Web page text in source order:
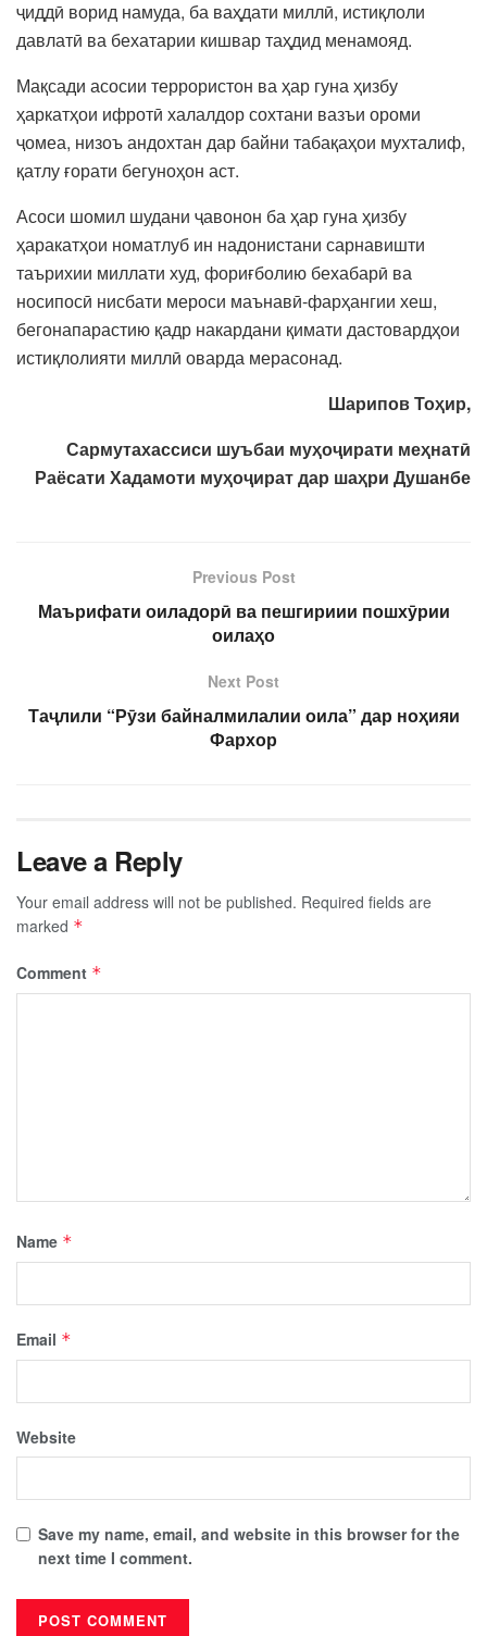
ҷиддӣ ворид намуда, ба ваҳдати миллӣ, истиқлоли
давлатӣ ва бехатарии кишвар таҳдид менамояд.
Мақсади асосии террористон ва ҳар гуна ҳизбу
ҳаркатҳои ифротӣ халалдор сохтани вазъи ороми
ҷомеа, низоъ андохтан дар байни табақаҳои мухталиф,
қатлу ғорати бегуноҳон аст.
Асоси шомил шудани ҷавонон ба ҳар гуна ҳизбу
ҳаракатҳои номатлуб ин надонистани сарнавишти
таърихии миллати худ, фориғболию бехабарӣ ва
носипосӣ нисбати мероси маънавӣ-фарҳангии хеш,
бегонапарастию қадр накардани қимати дастовардҳои
истиқлолияти миллӣ оварда мерасонад.
Шарипов Тоҳир,
Сармутахассиси шуъбаи муҳоҷирати меҳнатӣ
Раёсати Хадамоти муҳоҷират дар шаҳри Душанбе
Previous Post
Маърифати оиладорӣ ва пешгириии пошхӯрии
оилаҳо
Next Post
Таҷлили “Рӯзи байналмилалии оила” дар ноҳияи
Фархор
Leave a Reply
Your email address will not be published. Required fields are
marked *
Comment *
Name *
Email *
Website
Save my name, email, and website in this browser for the
next time I comment.